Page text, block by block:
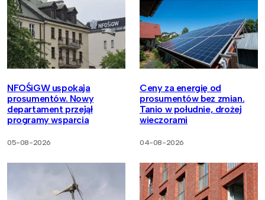
NFOŚiGW uspokaja
prosumentów. Nowy
departament przejął
programy wsparcia
05-08-2026
Ceny za energię od
prosumentów bez zmian.
Tanio w południe, drożej
wieczorami
04-08-2026